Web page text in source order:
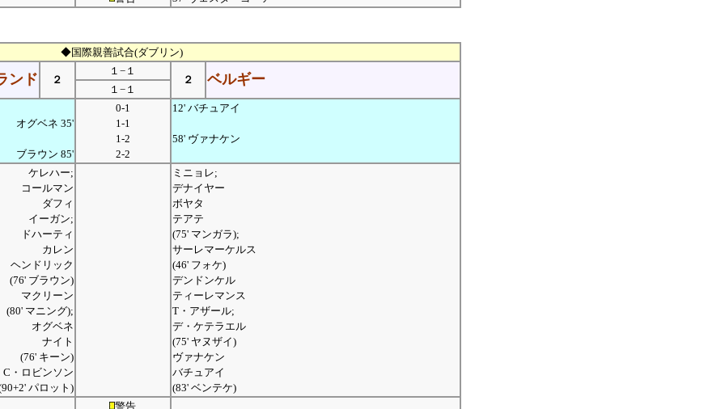
◆国際親善試合(ダブリン)
ンド ２
１−１
２ ベルギー
１−１
オグベネ 35'
ブラウン 85'
0-1
1-1
1-2
2-2
12' バチュアイ
58' ヴァナケン
ケレハー;
コールマン
ダフィ
イーガン;
ドハーティ
カレン
ヘンドリック
(76' ブラウン)
マクリーン
(80' マニング);
オグベネ
ナイト
(76' キーン)
C・ロビンソン
パロット)
ミニョレ;
デナイヤー
ボヤタ
テアテ
(75' マンガラ);
サーレマーケルス
(46' フォケ)
デンドンケル
ティーレマンス
T・アザール;
デ・ケテラエル
(75' ヤヌザイ)
ヴァナケン
バチュアイ
(83' ベンテケ)
警告